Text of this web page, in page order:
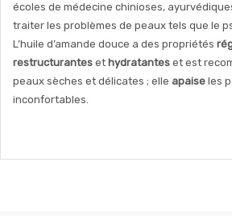
écoles de médecine chinioses,
traiter les problèmes de peaux tels que le
L’huile d’amande douce a des propriétés
restructurantes et hydratantes et est
peaux sèches et délicates ; elle apaise les
inconfortables.